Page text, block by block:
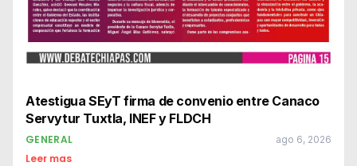
Atestigua SEyT firma de convenio entre Canaco
Servytur Tuxtla, INEF y FLDCH
GENERAL ago 6, 2026
Leer mas